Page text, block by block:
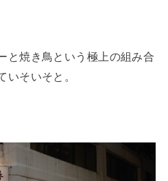
と焼き鳥という極上の組み合
いそいそと。